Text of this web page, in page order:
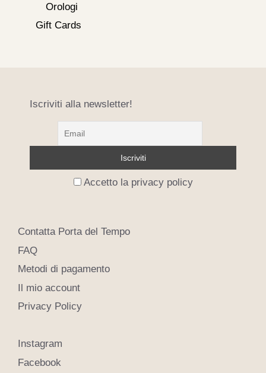
Orologi
Gift Cards
Iscriviti alla newsletter!
Accetto la privacy policy
Contatta Porta del Tempo
FAQ
Metodi di pagamento
Il mio account
Privacy Policy
Instagram
Facebook